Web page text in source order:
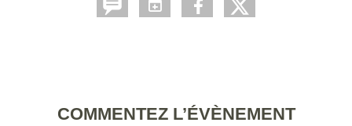
COMMENTEZ L’ÉVÈNEMENT